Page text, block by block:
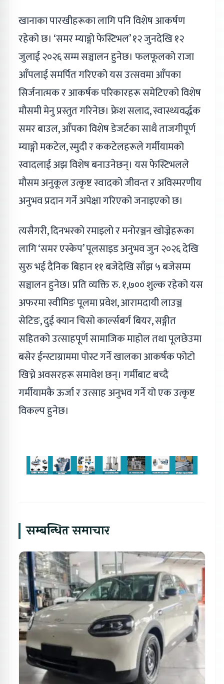
खानाका पारखीहरूका लागि पनि विशेष आकर्षण
रहेको छ। ‘समर म्याङ्गो फेस्टिभल’ १२ जुनदेखि १२
जुलाई २०२६ सम्म सञ्चालन हुनेछ। फलफूलको राजा
आँपलाई समर्पित गरिएको यस उत्सवमा आँपका
सिर्जनात्मक र आकर्षक परिकारहरू समेटिएको विशेष
मौसमी मेनु प्रस्तुत गरिनेछ। फ्रेश सलाद, स्वास्थ्यवर्द्धक
समर बाउल, आँपका विशेष डेजर्टका साथै ताजगीपूर्ण
म्याङ्गो मकटेल, स्मुदी र ककटेलहरूले गर्मीयामको
स्वादलाई अझ विशेष बनाउनेछन्। यस फेस्टिभलले
मौसम अनुकूल उत्कृष्ट स्वादको जीवन्त र अविस्मरणीय
अनुभव प्रदान गर्ने अपेक्षा गरिएको जनाइएको छ।
त्यसैगरी, दिनभरको रमाइलो र मनोरञ्जन खोज्नेहरूका
लागि ‘समर एस्केप’ पूलसाइड अनुभव जुन २०२६ देखि
सुरु भई दैनिक बिहान ११ बजेदेखि साँझ ५ बजेसम्म
सञ्चालन हुनेछ। प्रति व्यक्ति रु. १,७०० शुल्क रहेको यस
अफरमा स्वीमिङ पूलमा प्रवेश, आरामदायी लाउञ्ज
सेटिङ, दुई क्यान चिसो कार्ल्सबर्ग बियर, सङ्गीत
सहितको उत्साहपूर्ण सामाजिक माहोल तथा पूलछेउमा
बसेर ईन्स्टाग्राममा पोस्ट गर्ने खालका आकर्षक फोटो
खिच्ने अवसरहरू समावेश छन्। गर्मीबाट बच्दै
गर्मीयामकै ऊर्जा र उत्साह अनुभव गर्ने यो एक उत्कृष्ट
विकल्प हुनेछ।
सम्बन्धित समाचार